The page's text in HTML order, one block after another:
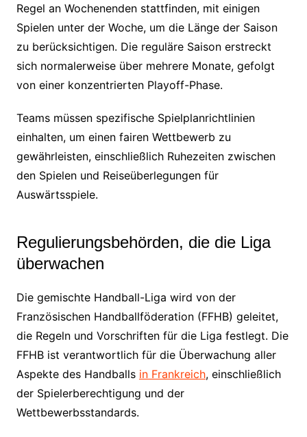
Regel an Wochenenden stattfinden, mit einigen
Spielen unter der Woche, um die Länge der Saison
zu berücksichtigen. Die reguläre Saison erstreckt
sich normalerweise über mehrere Monate, gefolgt
von einer konzentrierten Playoff-Phase.
Teams müssen spezifische Spielplanrichtlinien
einhalten, um einen fairen Wettbewerb zu
gewährleisten, einschließlich Ruhezeiten zwischen
den Spielen und Reiseüberlegungen für
Auswärtsspiele.
Regulierungsbehörden, die die Liga
überwachen
Die gemischte Handball-Liga wird von der
Französischen Handballföderation (FFHB) geleitet,
die Regeln und Vorschriften für die Liga festlegt. Die
FFHB ist verantwortlich für die Überwachung aller
Aspekte des Handballs in Frankreich, einschließlich
der Spielerberechtigung und der
Wettbewerbsstandards.